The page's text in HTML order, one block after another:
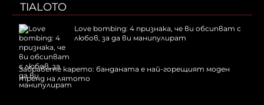
TIALOTO
Love bombing: 4 признака, че ви обсипват с
любов, за да ви манипулират
Забравете карето: банданата е най-горещият моден
тренд на лятото